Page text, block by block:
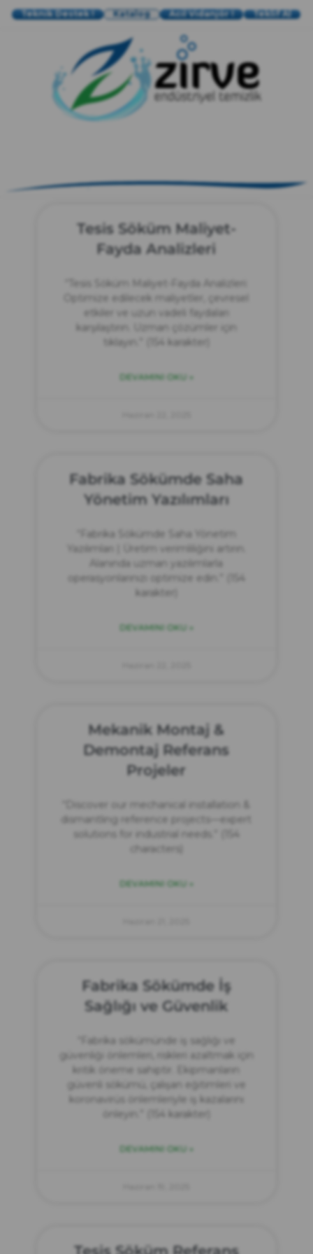
Teknik Destek ! Katalog Acil Vidanjör ! Teklif Al
Tesis Söküm Maliyet-
Fayda Analizleri
“Tesis Söküm Maliyet-Fayda Analizleri:
Optimize edilecek maliyetler, çevresel
etkiler ve uzun vadeli faydaları
karşılaştırın. Uzman çözümler için
tıklayın.” (154 karakter)
DEVAMINI OKU »
Fabrika Sökümde Saha
Yönetim Yazılımları
“Fabrika Sökümde Saha Yönetim
Yazılımları | Üretim verimliliğini artırın.
Alanında uzman yazılımlarla
operasyonlarınızı optimize edin.” (154
karakter)
DEVAMINI OKU »
Mekanik Montaj &
Demontaj Referans
Projeler
“Discover our mechanical installation &
dismantling reference projects—expert
solutions for industrial needs.” (154
characters)
DEVAMINI OKU »
Fabrika Sökümde İş
Sağlığı ve Güvenlik
“Fabrika sökümünde iş sağlığı ve
güvenliği önlemleri, riskleri azaltmak için
kritik öneme sahiptir. Ekipmanların
güvenli sökümü, çalışan eğitimleri ve
koronavirüs önlemleriyle iş kazalarını
önleyin.” (154 karakter)
DEVAMINI OKU »